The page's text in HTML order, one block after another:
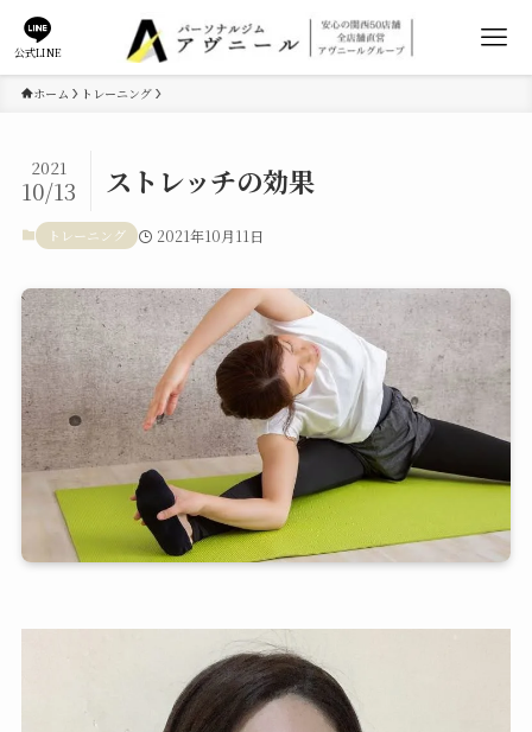
公式LINE
ホーム トレーニング
ストレッチの効果
2021
10/13
トレーニング 2021年10月11日